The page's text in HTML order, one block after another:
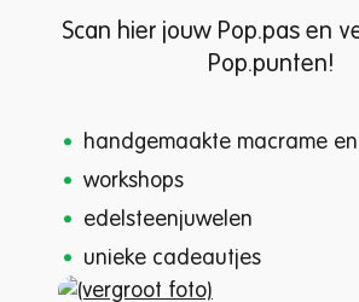
Scan hier jouw Pop.pas en
Pop.punten!
handgemaakte macrame
workshops
edelsteenjuwelen
unieke cadeautjes